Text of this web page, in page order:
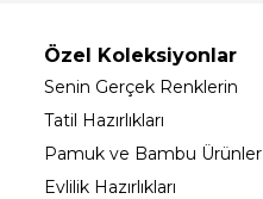
Özel Koleksiyonlar
Senin Gerçek Renklerin
Tatil Hazırlıkları
Pamuk ve Bambu Ürünler
Evlilik Hazırlıkları